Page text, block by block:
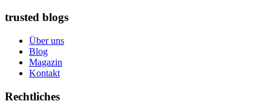
trusted blogs
Über uns
Blog
Magazin
Kontakt
Rechtliches